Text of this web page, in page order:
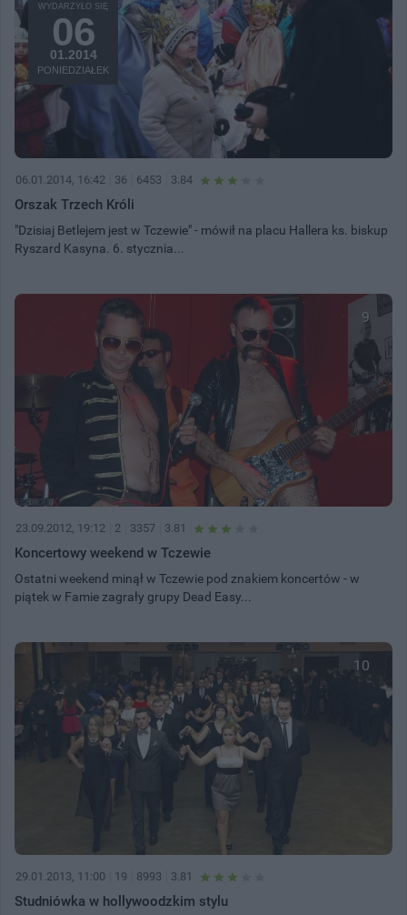
WYDARZYŁO SIĘ
06
01.2014
PONIEDZIAŁEK
06.01.2014, 16:42 36 6453 3.84
Orszak Trzech Króli
"Dzisiaj Betlejem jest w Tczewie" - mówił na placu Hallera ks. biskup
Ryszard Kasyna. 6. stycznia...
9
23.09.2012, 19:12 2 3357 3.81
Koncertowy weekend w Tczewie
Ostatni weekend minął w Tczewie pod znakiem koncertów - w
piątek w Famie zagrały grupy Dead Easy...
10
29.01.2013, 11:00 19 8993 3.81
Studniówka w hollywoodzkim stylu